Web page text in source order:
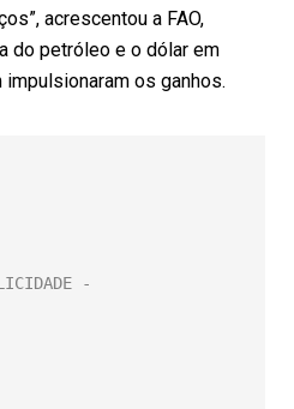
acrescentou a FAO,
do petróleo e o dólar em
os ganhos.